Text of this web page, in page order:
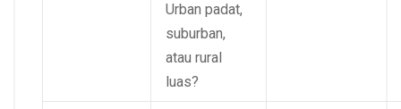
Urban padat,
suburban,
atau rural
luas?